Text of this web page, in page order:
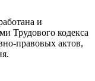
и
Трудового кодекса
правовых актов,